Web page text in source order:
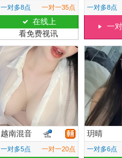
一对多8点 一对一35点
在线上
看免费视讯
一对多8点
一
越南混音
一对多5点 一对一20点
玥晴
一对多6点